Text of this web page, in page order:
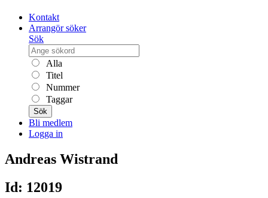
Kontakt
Arrangör söker
Sök
Alla
Titel
Nummer
Taggar
Sök
Bli medlem
Logga in
Andreas Wistrand
Id: 12019